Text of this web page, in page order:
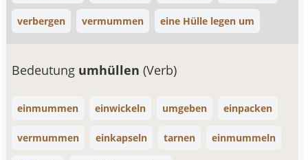
verbergen vermummen eine Hülle legen um
Bedeutung umhüllen(Verb)
einmummen einwickeln umgeben einpacken
vermummen einkapseln tarnen einmummeln